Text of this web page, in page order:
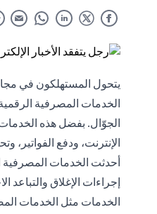
يتحول المستهلكون في
الخدمات المصرفية
الجوّال. بفضل هذه
الإنترنت، ودفع
أحدثت الخدمات المصرفية
إجراءات الإغلاق والتباعد
الخدمات مثل الخدمات